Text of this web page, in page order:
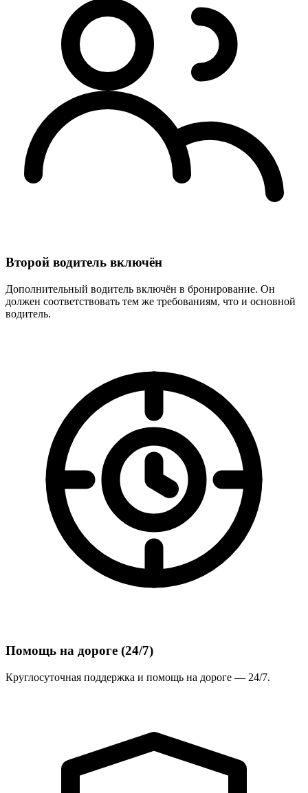
Второй водитель включён
Дополнительный водитель включён в бронирование. Он
должен соответствовать тем же требованиям, что и основной
водитель.
Помощь на дороге (24/7)
Круглосуточная поддержка и помощь на дороге — 24/7.